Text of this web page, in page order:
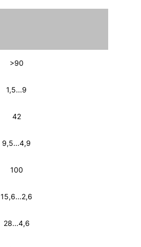
>90
1,5...9
42
9,5...4,9
100
15,6...2,6
28...4,6